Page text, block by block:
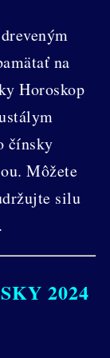
na
Horoskop
čínsky
Môžete
silu
2024